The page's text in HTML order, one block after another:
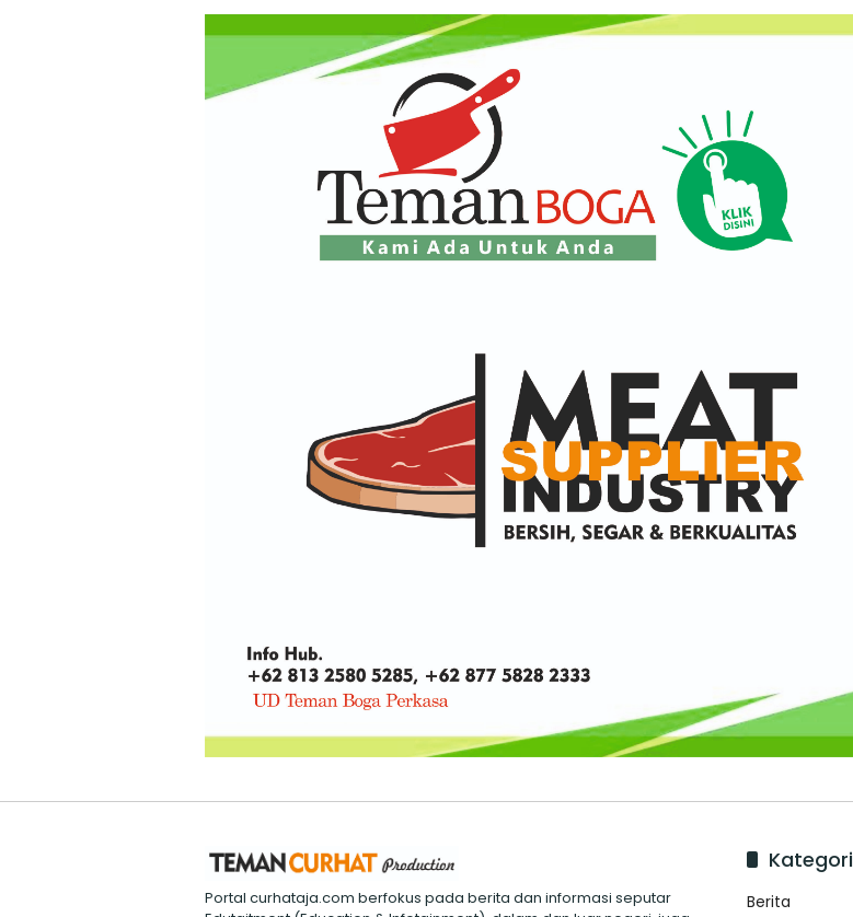
Portal curhataja.com berfokus pada berita dan informasi seputar
Kategori
Berita